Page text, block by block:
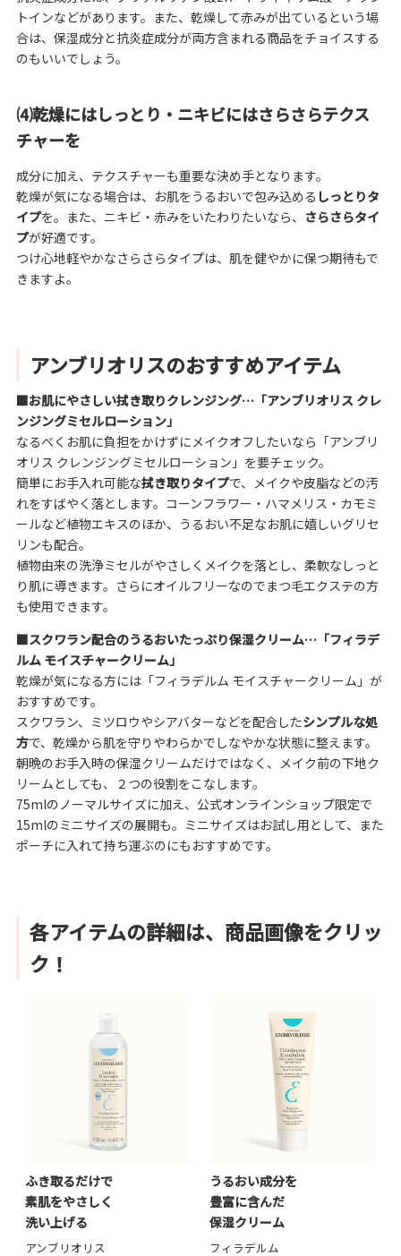
トインなどがあります。また、乾燥して赤みが出ているという場
合は、保湿成分と抗炎症成分が両方含まれる商品をチョイスする
のもいいでしょう。
⑷乾燥にはしっとり・ニキビにはさらさらテクス
チャーを
成分に加え、テクスチャーも重要な決め手となります。
乾燥が気になる場合は、お肌をうるおいで包み込める しっとりタ
イプを。また、ニキビ・赤みをいたわりたいなら、 さらさらタイ
プが好適です。
つけ心地軽やかなさらさらタイプは、肌を健やかに保つ期待もで
きますよ。
アンブリオリスのおすすめアイテム
■お肌にやさしい拭き取りクレンジング…「アンブリオリス クレ
ンジングミセルローション」
なるべくお肌に負担をかけずにメイクオフしたいなら「アンブリ
オリス クレンジングミセルローション」を要チェック。
簡単にお手入れ可能な拭き取りタイプで、メイクや皮脂などの汚
れをすばやく落とします。コーンフラワー・ハマメリス・カモミ
ールなど植物エキスのほか、うるおい不足なお肌に嬉しいグリセ
リンも配合。
植物由来の洗浄ミセルがやさしくメイクを落とし、柔軟なしっと
り肌に導きます。さらにオイルフリーなのでまつ毛エクステの方
も使用できます。
■スクワラン配合のうるおいたっぷり保湿クリーム…「フィラデ
ルム モイスチャークリーム」
乾燥が気になる方には「フィラデルム モイスチャークリーム」が
おすすめです。
スクワラン、ミツロウやシアバターなどを配合したシンプルな処
方で、乾燥から肌を守りやわらかでしなやかな状態に整えます。
朝晩のお手入時の保湿クリームだけではなく、メイク前の下地ク
リームとしても、２つの役割をこなします。
75mlのノーマルサイズに加え、公式オンラインショップ限定で
15mlのミニサイズの展開も。ミニサイズはお試し用として、また
ポーチに入れて持ち運ぶのにもおすすめです。
各アイテムの詳細は、商品画像をクリッ
ク！
ふき取るだけで
素肌をやさしく
洗い上げる
アンブリオリス
うるおい成分を
豊富に含んだ
保湿クリーム
フィラデルム